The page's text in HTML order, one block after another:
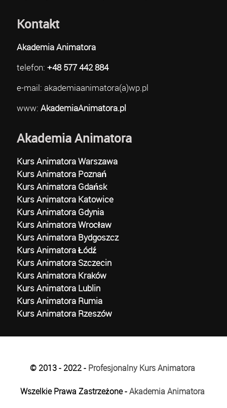
Kontakt
Akademia Animatora
telefon: +48 577 442 884
e-mail: akademiaanimatora(a)wp.pl
www: AkademiaAnimatora.pl
Akademia Animatora
Kurs Animatora Warszawa
Kurs Animatora Poznań
Kurs Animatora Gdańsk
Kurs Animatora Katowice
Kurs Animatora Gdynia
Kurs Animatora Wrocław
Kurs Animatora Bydgoszcz
Kurs Animatora Łódź
Kurs Animatora Szczecin
Kurs Animatora Kraków
Kurs Animatora Lublin
Kurs Animatora Rumia
Kurs Animatora Rzeszów
© 2013 - 2022 - Profesjonalny Kurs Animatora
Wszelkie Prawa Zastrzeżone -Akademia Animatora